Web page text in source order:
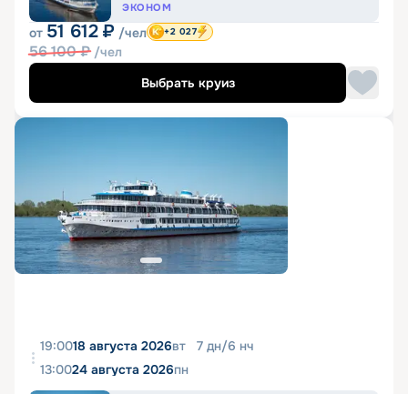
ЭКОНОМ
от 51 612 ₽ /чел
56 100₽ /чел
+2 027
Выбрать круиз
19:0018 августа 2026вт 7 дн/6 нч
13:0024 августа 2026пн